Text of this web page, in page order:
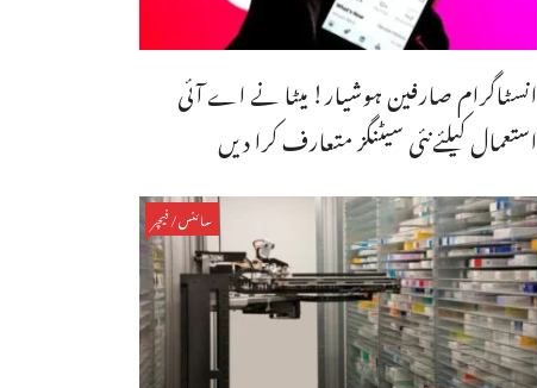
انسٹاگرام صارفین ہوشیار! میٹا نے اے آئی
استعمال کیلئےنئی سیٹنگز متعارف کرا دیں
سائنس/فیچر